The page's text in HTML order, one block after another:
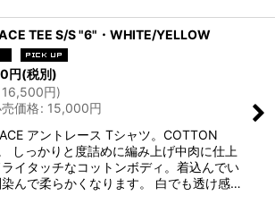
TEE S/S "6"・WHITE/YELLOW
円(税別)
16,500円)
価格: 15,000円
アントレース Tシャツ。COTTON
しっかりと度詰めに編み上げ中肉に仕上
イタッチなコットンボディ。着込んでい
染んで柔らかくなります。 白でも透け感…